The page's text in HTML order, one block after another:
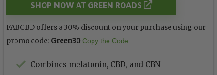
SHOP NOW AT GREEN ROADS
FABCBD offers a 30% discount on your purchase using our
promo code: Green30 Copy the Code
Combines melatonin, CBD, and CBN